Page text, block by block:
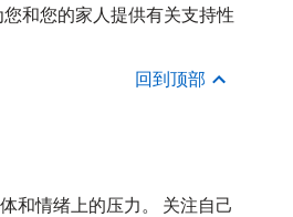
和您的家人提供有关支持性
回到顶部
和情绪上的压力。 关注自己